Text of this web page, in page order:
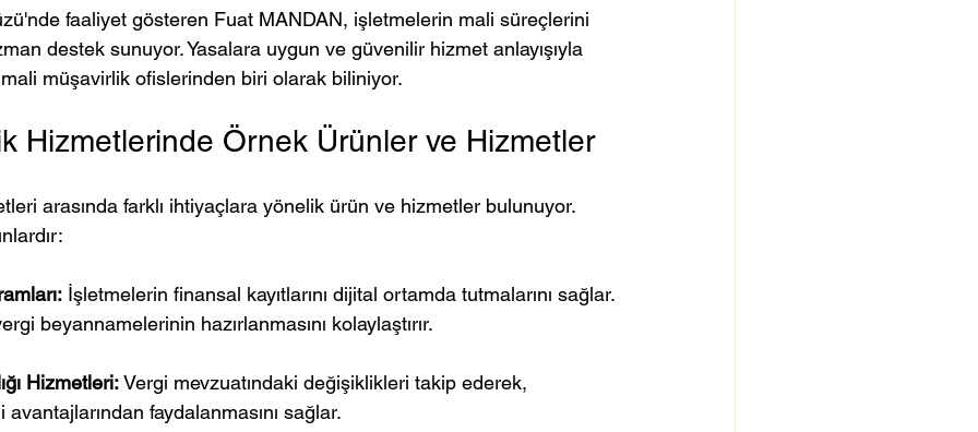
faaliyet gösteren Fuat MANDAN, işletmelerin mali süreçlerini
destek sunuyor. Yasalara uygun ve güvenilir hizmet anlayışıyla
müşavirlik ofislerinden biri olarak biliniyor.
Hizmetlerinde Örnek Ürünler ve Hizmetler
arasında farklı ihtiyaçlara yönelik ürün ve hizmetler bulunuyor.
İşletmelerin finansal kayıtlarını dijital ortamda tutmalarını sağlar.
beyannamelerinin hazırlanmasını kolaylaştırır.
Hizmetleri: Vergi mevzuatındaki değişiklikleri takip ederek,
faydalanmasını sağlar.